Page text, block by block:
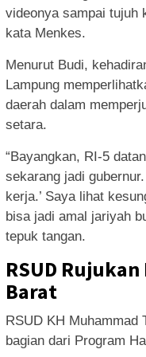
videonya sampai tujuh
kata Menkes.
Menurut Budi,
Lampung
daerah dalam
setara.
“Bayangkan, RI-5
sekarang jadi
kerja.’ Saya lihat
bisa jadi amal jariyah
tepuk tangan.
RSUD
Barat
RSUD KH Muhammad
bagian dari Program